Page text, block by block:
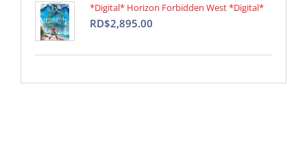
*Digital* Horizon Forbidden West *Digital*
RD$2,895.00